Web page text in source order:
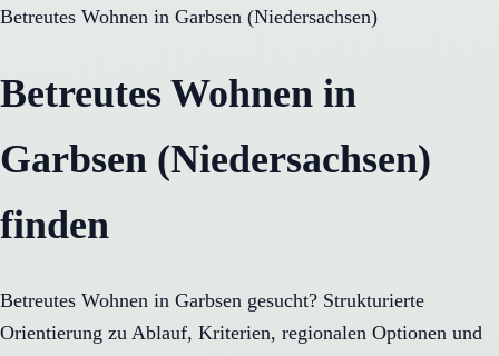
Betreutes Wohnen in Garbsen (Niedersachsen)
Betreutes Wohnen in
Garbsen (Niedersachsen)
finden
Betreutes Wohnen in Garbsen gesucht? Strukturierte
Orientierung zu Ablauf, Kriterien, regionalen Optionen und